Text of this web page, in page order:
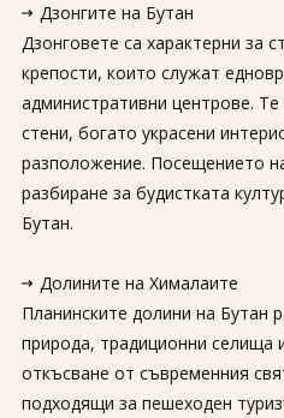
Дзонгите на Бутан
Дзонговете са характерни за
крепости, които служат
административни центрове.
стени, богато украсени
разположение. Посещението
разбиране за будистката
Бутан.
Долините на Хималаите
Планинските долини на Бутан
природа, традиционни селища
откъсване от съвременния
подходящи за пешеходен